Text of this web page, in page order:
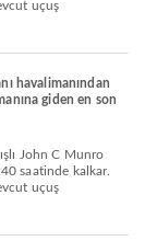
uçuş
havalimanından
giden en son
saatinde kalkar.
uçuş